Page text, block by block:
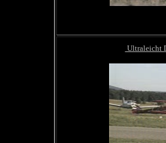
Ultraleicht